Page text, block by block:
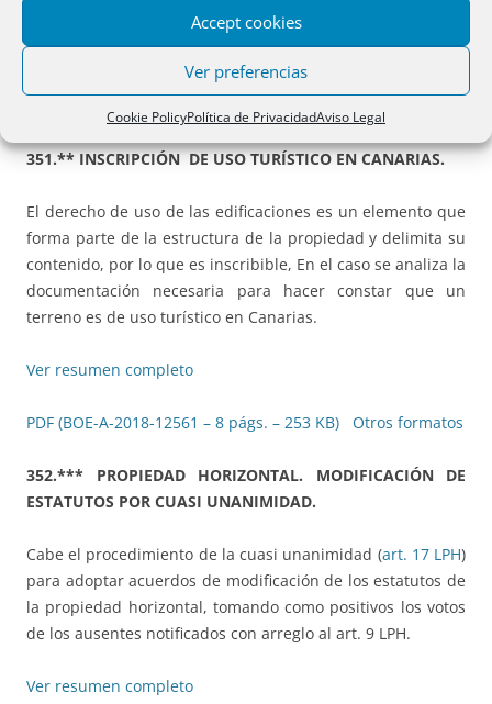
Accept cookies
Ver preferencias
Cookie PolicyPolítica de PrivacidadAviso Legal
PDF (BOE-A-2018-12560 – 19 págs. – 316 KB)
351.** INSCRIPCIÓN DE USO TURÍSTICO EN CANARIAS.
El derecho de uso de las edificaciones es un elemento que
forma parte de la estructura de la propiedad y delimita su
contenido, por lo que es inscribible, En el caso se analiza la
documentación necesaria para hacer constar que un
terreno es de uso turístico en Canarias.
Ver resumen completo
PDF (BOE-A-2018-12561 – 8 págs. – 253 KB) Otros formatos
352.*** PROPIEDAD HORIZONTAL. MODIFICACIÓN DE
ESTATUTOS POR CUASI UNANIMIDAD.
Cabe el procedimiento de la cuasi unanimidad (art. 17 LPH)
para adoptar acuerdos de modificación de los estatutos de
la propiedad horizontal, tomando como positivos los votos
de los ausentes notificados con arreglo al art. 9 LPH.
Ver resumen completo